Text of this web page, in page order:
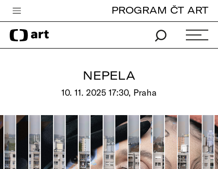
Česká televize
Zpravodajství
Pro děti
edu
Vše o ČT
PROGRAM ČT ART
NEPELA
10. 11. 2025 17:30, Praha